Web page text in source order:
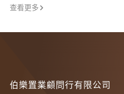
查看更多
伯樂置業顧問行有限公司